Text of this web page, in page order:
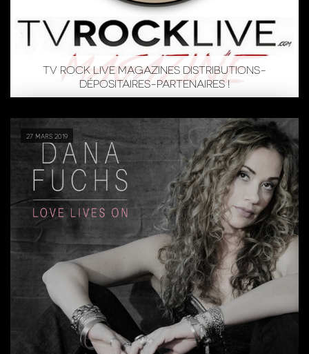
TV ROCK LIVE MAGAZINES DISTRIBUTIONS-
DÉPOSITAIRES-PARTENAIRES !
27 mars 2019